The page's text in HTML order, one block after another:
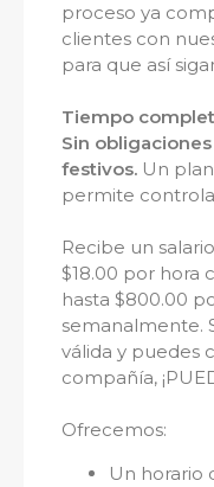
proceso ya
clientes con
para que así
Tiempo
Sin
festivos. Un
permite
Recibe un
$18.00 por hora
hasta $800.00
semanalmente.
válida y puedes
compañía,
Ofrecemos:
Un horario